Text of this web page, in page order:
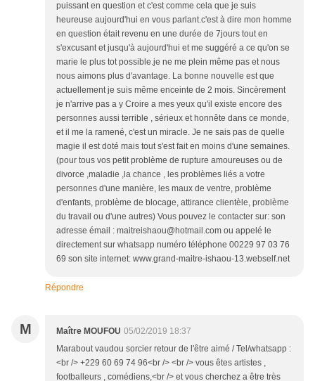
puissant en question et c'est comme cela que je suis
heureuse aujourd'hui en vous parlant.c'est à dire mon homme
en question était revenu en une durée de 7jours tout en
s'excusant et jusqu'à aujourd'hui et me suggéré a ce qu'on se
marie le plus tot possible.je ne me plein même pas et nous
nous aimons plus d'avantage. La bonne nouvelle est que
actuellement je suis même enceinte de 2 mois. Sincèrement
je n'arrive pas a y Croire a mes yeux qu'il existe encore des
personnes aussi terrible , sérieux et honnête dans ce monde,
et il me la ramené, c'est un miracle. Je ne sais pas de quelle
magie il est doté mais tout s'est fait en moins d'une semaines.
(pour tous vos petit problème de rupture amoureuses ou de
divorce ,maladie ,la chance , les problèmes liés a votre
personnes d'une manière, les maux de ventre, problème
d'enfants, problème de blocage, attirance clientèle, problème
du travail ou d'une autres) Vous pouvez le contacter sur: son
adresse émail : maitreishaou@hotmail.com ou appelé le
directement sur whatsapp numéro téléphone 00229 97 03 76
69 son site internet: www.grand-maitre-ishaou-13.webself.net
Répondre
M Maître MOUFOU 05/02/2019 18:37
Marabout vaudou sorcier retour de l'être aimé / Tel/whatsapp :
<br /> +229 60 69 74 96<br /> <br /> vous êtes artistes ,
footballeurs , comédiens,<br /> et vous cherchez a être très